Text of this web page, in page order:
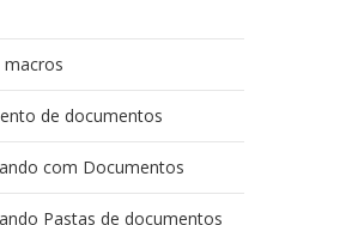
macros
de documentos
com Documentos
Pastas de documentos